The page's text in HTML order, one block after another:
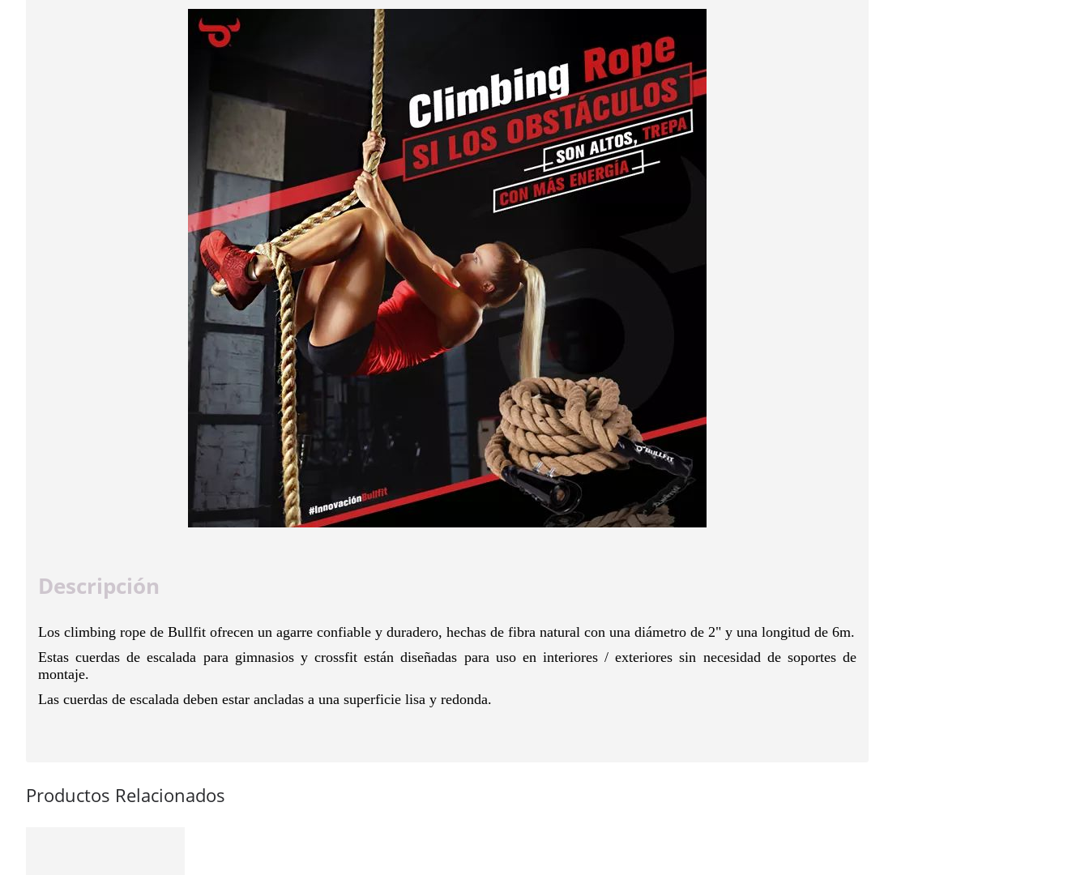
Descripción
Los climbing rope de Bullfit ofrecen un agarre confiable y duradero, hechas de fibra natural con una diámetro de 2" y una longitud de 6m.
Estas cuerdas de escalada para gimnasios y crossfit están diseñadas para uso en interiores / exteriores sin necesidad de soportes de
montaje.
Las cuerdas de escalada deben estar ancladas a una superficie lisa y redonda.
Productos Relacionados